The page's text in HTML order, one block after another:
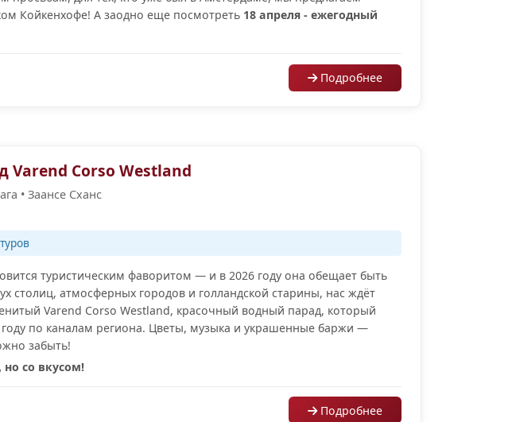
Койкенхофе! А заодно еще посмотреть 18 апреля - ежегодный
Подробнее
Varend Corso Westland
• Заансе Сханс
туристическим фаворитом — и в 2026 году она обещает быть
столиц, атмосферных городов и голландской старины, нас ждёт
Varend Corso Westland, красочный водный парад, который
году по каналам региона. Цветы, музыка и украшенные баржи —
забыть!
со вкусом!
Подробнее